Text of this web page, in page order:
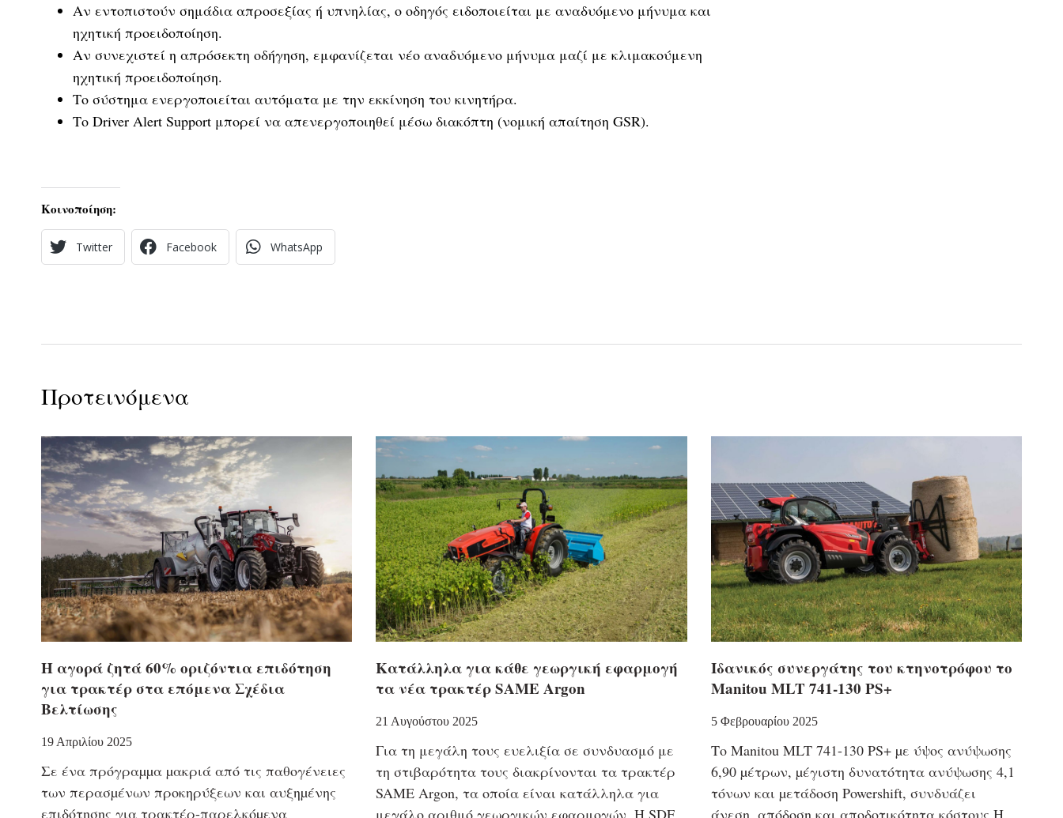
Αν εντοπιστούν σημάδια απροσεξίας ή υπνηλίας, ο οδηγός ειδοποιείται με αναδυόμενο μήνυμα και
ηχητική προειδοποίηση.
Αν συνεχιστεί η απρόσεκτη οδήγηση, εμφανίζεται νέο αναδυόμενο μήνυμα μαζί με κλιμακούμενη
ηχητική προειδοποίηση.
Το σύστημα ενεργοποιείται αυτόματα με την εκκίνηση του κινητήρα.
Το Driver Alert Support μπορεί να απενεργοποιηθεί μέσω διακόπτη (νομική απαίτηση GSR).
Κοινοποίηση:
Twitter Facebook WhatsApp
Προτεινόμενα
Η αγορά ζητά 60% οριζόντια επιδότηση
για τρακτέρ στα επόμενα Σχέδια
Βελτίωσης
19 Απριλίου 2025
Σε ένα πρόγραµµα µακριά από τις παθογένειες
των περασµένων προκηρύξεων και αυξηµένης
επιδότησης για τρακτέρ-παρελκόµενα
Κατάλληλα για κάθε γεωργική εφαρμογή
τα νέα τρακτέρ SAME Argon
21 Αυγούστου 2025
Για τη μεγάλη τους ευελιξία σε συνδυασμό με
τη στιβαρότητα τους διακρίνονται τα τρακτέρ
SAME Argon, τα οποία είναι κατάλληλα για
μεγάλο αριθμό γεωργικών εφαρμογών. Η SDF
Ιδανικός συνεργάτης του κτηνοτρόφου το
Manitou MLT 741-130 PS+
5 Φεβρουαρίου 2025
Το Manitou MLT 741-130 PS+ µε ύψος ανύψωσης
6,90 µέτρων, µέγιστη δυνατότητα ανύψωσης 4,1
τόνων και µετάδοση Powershift, συνδυάζει
άνεση, απόδοση και αποδοτικότητα κόστους Η